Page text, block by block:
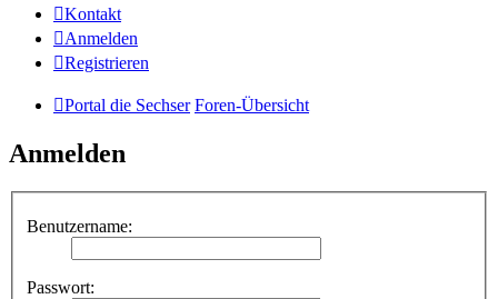
Kontakt
Anmelden
Registrieren
Portal die Sechser Foren-Übersicht
Anmelden
Benutzername:
Passwort: